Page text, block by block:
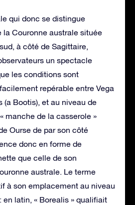
qui donc se distingue
la Couronne australe située
à côté de Sagittaire,
un spectacle
les conditions sont
repérable entre Vega
(a Bootis), et au niveau de
manche de la casserole »
Ourse de par son côté
donc en forme de
que celle de son
australe. Le terme
à son emplacement au niveau
en latin, « Borealis » qualifiait